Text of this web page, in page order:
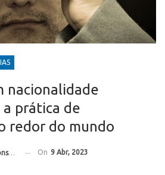
nacionalidade
a prática de
redor do mundo
On 9 Abr, 2023